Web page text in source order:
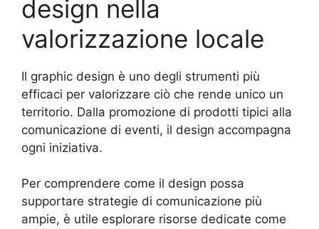
design nella
valorizzazione locale
Il graphic design è uno degli strumenti più
efficaci per valorizzare ciò che rende unico un
territorio. Dalla promozione di prodotti tipici alla
comunicazione di eventi, il design accompagna
ogni iniziativa.
Per comprendere come il design possa
supportare strategie di comunicazione più
ampie, è utile esplorare risorse dedicate come